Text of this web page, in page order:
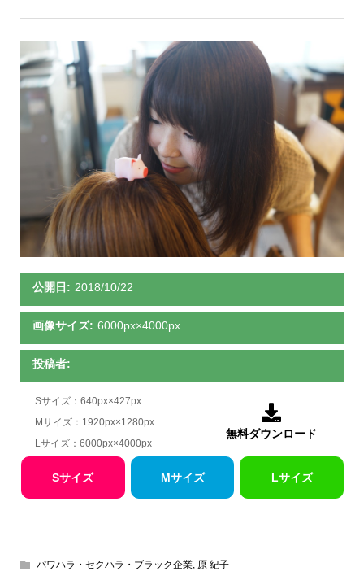
公開日: 2018/10/22
画像サイズ: 6000px×4000px
投稿者:
Sサイズ：640px×427px
Mサイズ：1920px×1280px
Lサイズ：6000px×4000px

無料ダウンロード
Sサイズ Mサイズ Lサイズ
パワハラ・セクハラ・ブラック企業, 原 紀子